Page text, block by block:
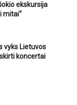
ekskursija
mitai“
vyks Lietuvos
koncertai